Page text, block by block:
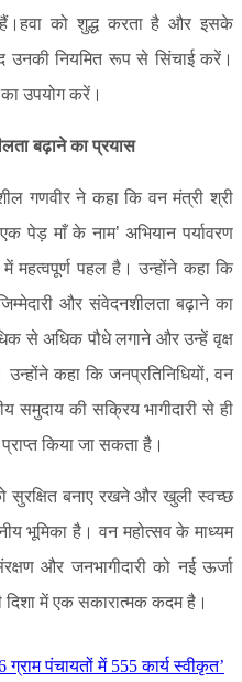
को शुद्ध करता है और इसके
उनकी नियमित रूप से सिंचाई करें।
का उपयोग करें।
बढ़ाने का प्रयास
ने कहा कि वन मंत्री श्री
पेड़ माँ के नाम’ अभियान पर्यावरण
महत्वपूर्ण पहल है। उन्होंने कहा कि
और संवेदनशीलता बढ़ाने का
से अधिक पौधे लगाने और उन्हें वृक्ष
कहा कि जनप्रतिनिधियों, वन
समुदाय की सक्रिय भागीदारी से ही
किया जा सकता है।
बनाए रखने और खुली स्वच्छ
भूमिका है। वन महोत्सव के माध्यम
और जनभागीदारी को नई ऊर्जा
दिशा में एक सकारात्मक कदम है।